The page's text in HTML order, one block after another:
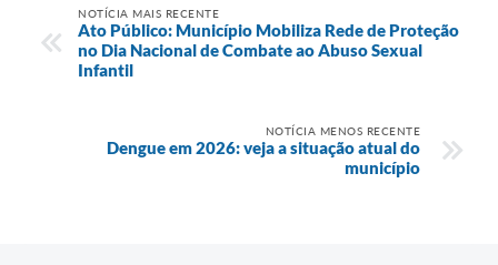
NOTÍCIA MAIS RECENTE
Ato Público: Município Mobiliza Rede de Proteção
no Dia Nacional de Combate ao Abuso Sexual
Infantil
NOTÍCIA MENOS RECENTE
Dengue em 2026: veja a situação atual do
município